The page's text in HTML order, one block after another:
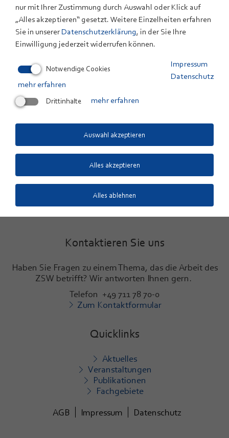
Kontaktieren Sie uns
Haben Sie Fragen zu einem Thema, das die Arbeit des
ZSW betrifft? Wir antworten Ihnen gern.
Telefon +49 711 78 70-0
Zum Kontaktformular
Quicklinks
Aktuelles
Veranstaltungen
Publikationen
Fachgebiete
AGB
Impressum Datenschutz
nur mit Ihrer Zustimmung durch Auswahl oder Klick auf
„Alles akzeptieren“ gesetzt. Weitere Einzelheiten erfahren
Sie in unserer Datenschutzerklärung, in der Sie Ihre
Einwilligung jederzeit widerrufen können.
Impressum
Datenschutz
Notwendige Cookies
mehr erfahren
Drittinhalte
mehr erfahren
Auswahl akzeptieren
Alles akzeptieren
Alles ablehnen